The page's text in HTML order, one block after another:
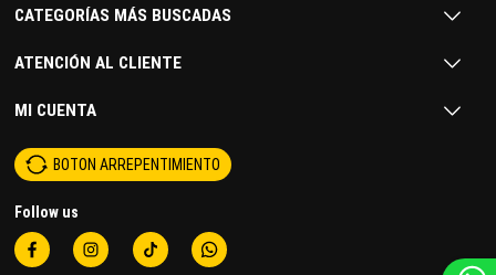
CATEGORÍAS MÁS BUSCADAS
ATENCIÓN AL CLIENTE
MI CUENTA
BOTON ARREPENTIMIENTO
Follow us